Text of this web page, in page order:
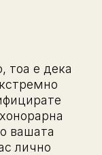
тоа е дека
вашата
лично